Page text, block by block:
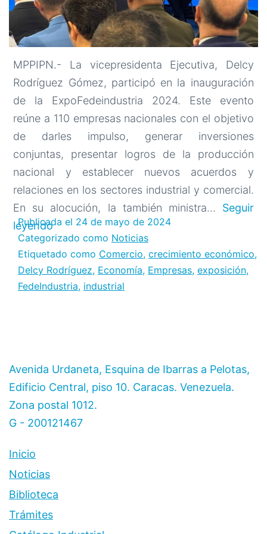
MPPIPN.- La vicepresidenta Ejecutiva, Delcy
Rodríguez Gómez, participó en la inauguración
de la ExpoFedeindustria 2024. Este evento
reúne a 110 empresas nacionales con el objetivo
de darles impulso, generar inversiones
conjuntas, presentar logros de la producción
nacional y establecer nuevos acuerdos y
relaciones en los sectores industrial y comercial.
En su alocución, la también ministra… Seguir
leyendoVicepresidenta
Delcy
Rodríguez:
“El
su
recuperación”
Publicada el 24 de mayo de 2024
Categorizado como Noticias
Etiquetado como Comercio, crecimiento económico,
Delcy Rodríguez, Economía, Empresas, exposición,
FedeIndustria, industrial
Avenida Urdaneta, Esquina de Ibarras a Pelotas,
Edificio Central, piso 10. Caracas. Venezuela.
Zona postal 1012.
G - 200121467
Inicio
Noticias
Biblioteca
Trámites